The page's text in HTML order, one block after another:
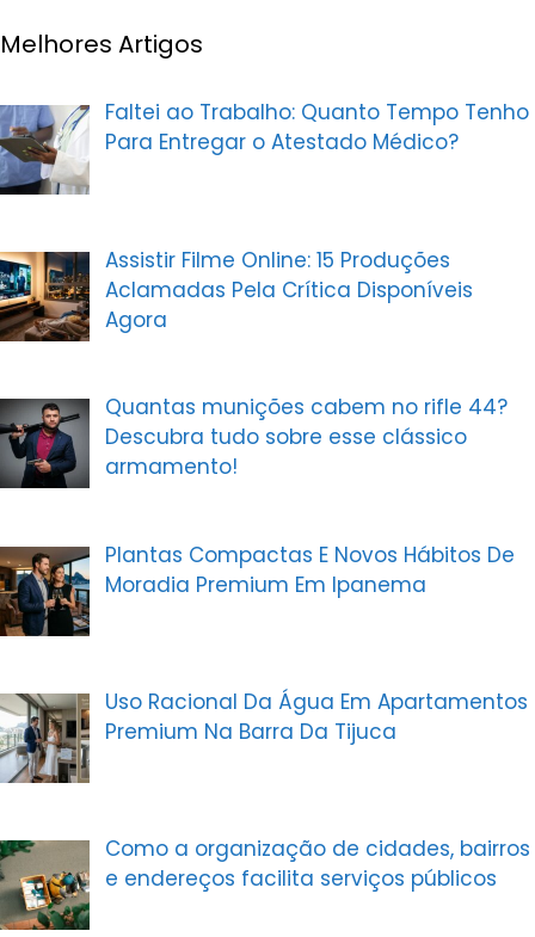
Melhores Artigos
Faltei ao Trabalho: Quanto Tempo Tenho
Para Entregar o Atestado Médico?
Assistir Filme Online: 15 Produções
Aclamadas Pela Crítica Disponíveis
Agora
Quantas munições cabem no rifle 44?
Descubra tudo sobre esse clássico
armamento!
Plantas Compactas E Novos Hábitos De
Moradia Premium Em Ipanema
Uso Racional Da Água Em Apartamentos
Premium Na Barra Da Tijuca
Como a organização de cidades, bairros
e endereços facilita serviços públicos